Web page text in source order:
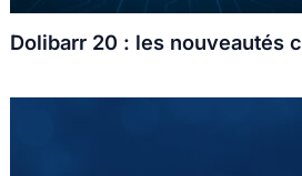
Dolibarr 20 : les nouveautés